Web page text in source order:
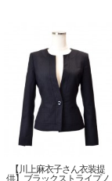
【川上麻衣子さん衣装提
供】ブラックストライプノ